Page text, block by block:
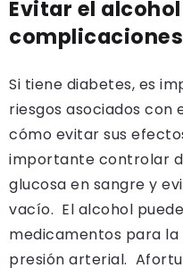
Evitar el alcohol
Si tiene diabetes, es
riesgos asociados con
cómo evitar sus
importante controlar
glucosa en sangre y
vacío. El alcohol
medicamentos para
presión arterial.